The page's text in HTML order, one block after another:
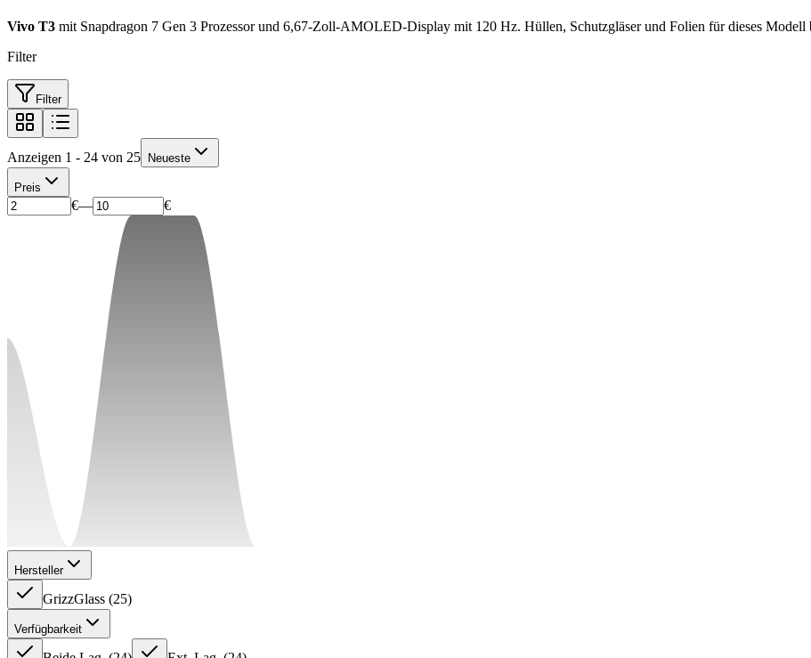
Vivo T3 mit Snapdragon 7 Gen 3 Prozessor und 6,67-Zoll-AMOLED-Display mit 120 Hz. Hüllen, Schutzgläser und Folien für dieses Modell
Filter
Filter
Anzeigen 1 - 24 von 25 Neueste
Preis
€— €
Hersteller
GrizzGlass (25)
Verfügbarkeit